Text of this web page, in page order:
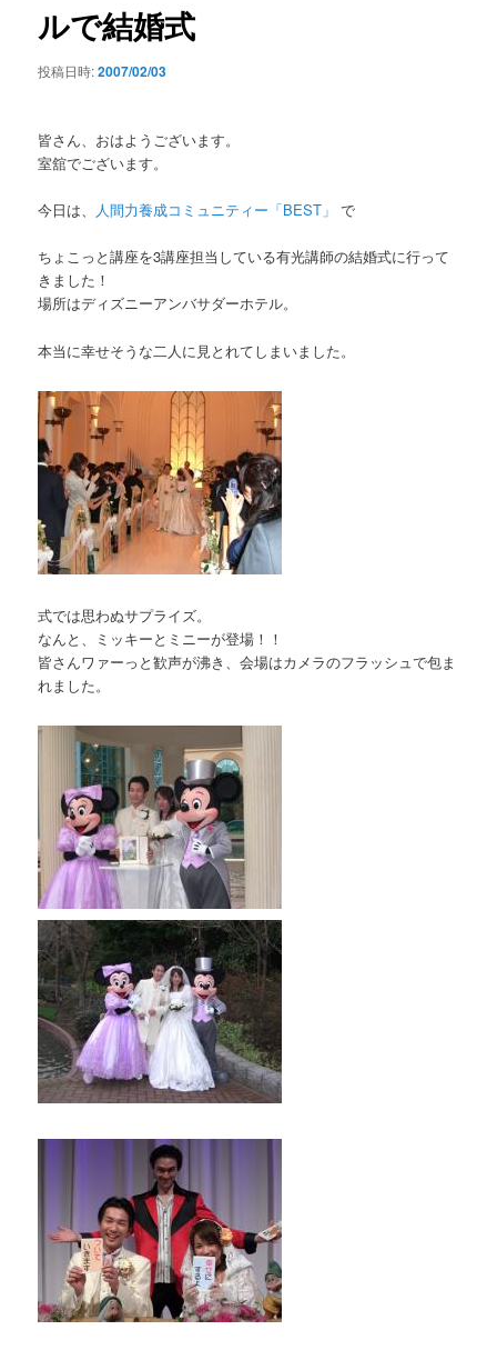
ルで結婚式
投稿日時:2007/02/03
皆さん、おはようございます。
室舘でございます。
今日は、 人間力養成コミュニティー「BEST」 で
ちょこっと講座を3講座担当している有光講師の結婚式に行って
きました！
場所はディズニーアンバサダーホテル。
本当に幸せそうな二人に見とれてしまいました。
式では思わぬサプライズ。
なんと、ミッキーとミニーが登場！！
皆さんワァーっと歓声が沸き、会場はカメラのフラッシュで包ま
れました。